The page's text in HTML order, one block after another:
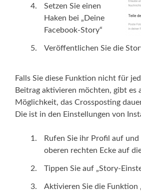
Setzen Sie einen
Haken bei „Deine
Facebook-Story“
Veröffentlichen Sie die
Falls Sie diese Funktion nicht für
Beitrag aktivieren möchten, gibt es
Möglichkeit, das Crossposting
Die ist in den Einstellungen von
Rufen Sie ihr Profil auf
oberen rechten Ecke auf
Tippen Sie auf „Story-
Aktivieren Sie die Funktion